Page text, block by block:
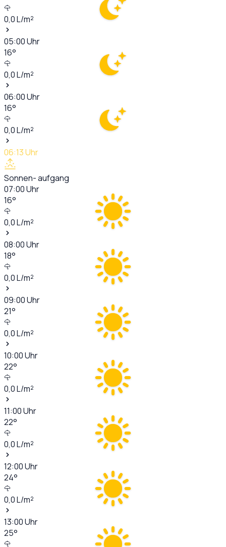
0,0L/m²
05:00Uhr
16°
0,0L/m²
06:00Uhr
16°
0,0L/m²
06:13Uhr
Sonnen- aufgang
07:00Uhr
16°
0,0L/m²
08:00Uhr
18°
0,0L/m²
09:00Uhr
21°
0,0L/m²
10:00Uhr
22°
0,0L/m²
11:00Uhr
22°
0,0L/m²
12:00Uhr
24°
0,0L/m²
13:00Uhr
25°